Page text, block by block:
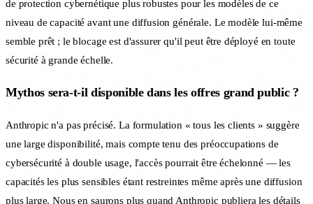
de protection cybernétique plus robustes pour les modèles de ce
niveau de capacité avant une diffusion générale. Le modèle lui-même
semble prêt ; le blocage est d'assurer qu'il peut être déployé en toute
sécurité à grande échelle.
Mythos sera-t-il disponible dans les offres grand public ?
Anthropic n'a pas précisé. La formulation « tous les clients » suggère
une large disponibilité, mais compte tenu des préoccupations de
cybersécurité à double usage, l'accès pourrait être échelonné — les
capacités les plus sensibles étant restreintes même après une diffusion
plus large. Nous en saurons plus quand Anthropic publiera les détails